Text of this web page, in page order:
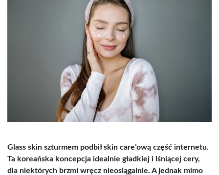
Glass skin szturmem podbił skin care’ową część internetu.
Ta koreańska koncepcja idealnie gładkiej i lśniącej cery,
dla niektórych brzmi wręcz nieosiągalnie. A jednak mimo